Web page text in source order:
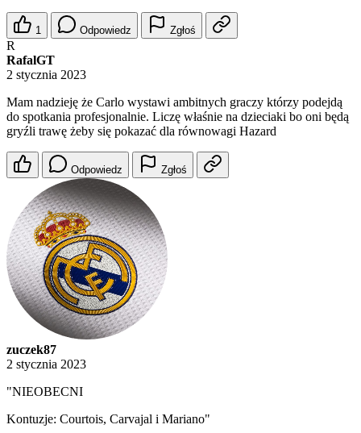
1 Odpowiedz Zgłoś
R
RafalGT
2 stycznia 2023
Mam nadzieję że Carlo wystawi ambitnych graczy którzy podejdą
do spotkania profesjonalnie. Liczę właśnie na dzieciaki bo oni będą
gryźli trawę żeby się pokazać dla równowagi Hazard
Odpowiedz Zgłoś
zuczek87
2 stycznia 2023
"NIEOBECNI
Kontuzje: Courtois, Carvajal i Mariano"